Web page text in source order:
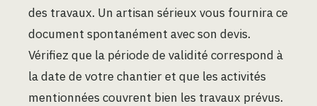
des travaux. Un artisan sérieux vous fournira ce
document spontanément avec son devis.
Vérifiez que la période de validité correspond à
la date de votre chantier et que les activités
mentionnées couvrent bien les travaux prévus.